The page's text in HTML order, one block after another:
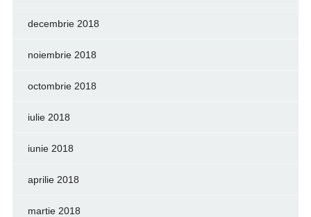
decembrie 2018
noiembrie 2018
octombrie 2018
iulie 2018
iunie 2018
aprilie 2018
martie 2018